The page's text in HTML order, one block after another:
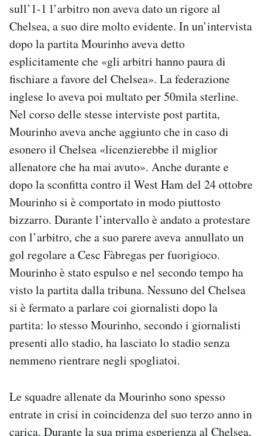
sull’1-1 l’arbitro non aveva dato un rigore al
Chelsea, a suo dire molto evidente. In un’intervista
dopo la partita Mourinho aveva detto
esplicitamente che «gli arbitri hanno paura di
fischiare a favore del Chelsea». La federazione
inglese lo aveva poi multato per 50mila sterline.
Nel corso delle stesse interviste post partita,
Mourinho aveva anche aggiunto che in caso di
esonero il Chelsea «licenzierebbe il miglior
allenatore che ha mai avuto». Anche durante e
dopo la sconfitta contro il West Ham del 24 ottobre
Mourinho si è comportato in modo piuttosto
bizzarro. Durante l’intervallo è andato a protestare
con l’arbitro, che a suo parere aveva annullato un
gol regolare a Cesc Fàbregas per fuorigioco.
Mourinho è stato espulso e nel secondo tempo ha
visto la partita dalla tribuna. Nessuno del Chelsea
si è fermato a parlare coi giornalisti dopo la
partita: lo stesso Mourinho, secondo i giornalisti
presenti allo stadio, ha lasciato lo stadio senza
nemmeno rientrare negli spogliatoi.
Le squadre allenate da Mourinho sono spesso
entrate in crisi in coincidenza del suo terzo anno in
carica. Durante la sua prima esperienza al Chelsea,